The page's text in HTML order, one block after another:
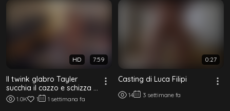
HD 7:59
Il twink glabro Tayler
succhia il cazzo e schizza il
carico sul divano del
casting
1.0K 1 1 settimana fa
0:27
Casting di Luca Filipi
14 3 settimane fa